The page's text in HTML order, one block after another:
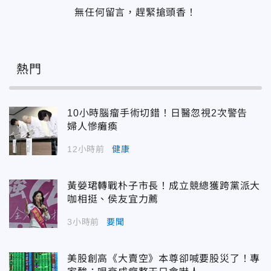
無任何留言，趕緊搶頭香！
熱門
10小時腦瘤手術切錯！日醫忽視2次警告
婦人慘癱瘓
12小時前 健康
黃嫈珺轉戰朴子市長！成立競總獲跨黨派大
咖相挺、侯友宜力薦
3小時前 要聞
美股創高《大賣空》本尊卻喊要股災了！專